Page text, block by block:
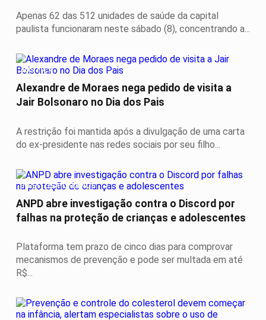
Apenas 62 das 512 unidades de saúde da capital
paulista funcionaram neste sábado (8), concentrando a...
JUSTIÇA
Alexandre de Moraes nega pedido de visita a
Jair Bolsonaro no Dia dos Pais
A restrição foi mantida após a divulgação de uma carta
do ex-presidente nas redes sociais por seu filho...
DIREITOS HUMANOS
ANPD abre investigação contra o Discord por
falhas na proteção de crianças e adolescentes
Plataforma tem prazo de cinco dias para comprovar
mecanismos de prevenção e pode ser multada em até
R$...